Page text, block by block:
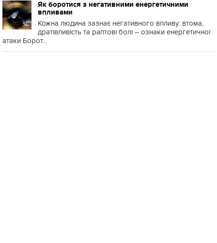
Як боротися з негативними енергетичними
впливами
Кожна людина зазнає негативного впливу: втома,
дратівливість та раптові болі – ознаки енергетичної
атаки Борот...